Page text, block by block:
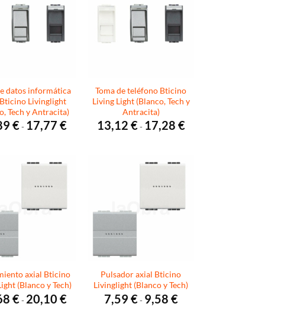
datos informática
Livinglight
Tech y Antracita)
€ - 17,77 €Rango
de
hasta
Toma de teléfono Bticino
Living Light (Blanco, Tech y
Antracita)
13,12 € - 17,28 €Rango
de
hasta
axial Bticino
(Blanco y Tech)
€ - 20,10 €Rango
de
Pulsador axial Bticino
Livinglight (Blanco y Tech)
7,59 € - 9,58 €Rango
de